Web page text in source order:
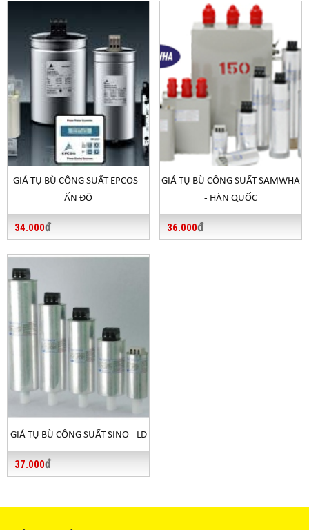
GIÁ TỤ BÙ CÔNG SUẤT EPCOS -
ẤN ĐỘ
34.000đ
GIÁ TỤ BÙ CÔNG SUẤT SAMWHA
- HÀN QUỐC
36.000đ
GIÁ TỤ BÙ CÔNG SUẤT SINO - LD
37.000đ